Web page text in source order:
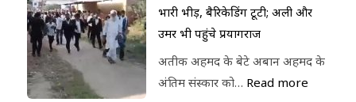
भारी भीड़, बैरिकेडिंग टूटी; अली और
उमर भी पहुंचे प्रयागराज
अतीक अहमद के बेटे अबान अहमद के
अंतिम संस्कार को… Read more